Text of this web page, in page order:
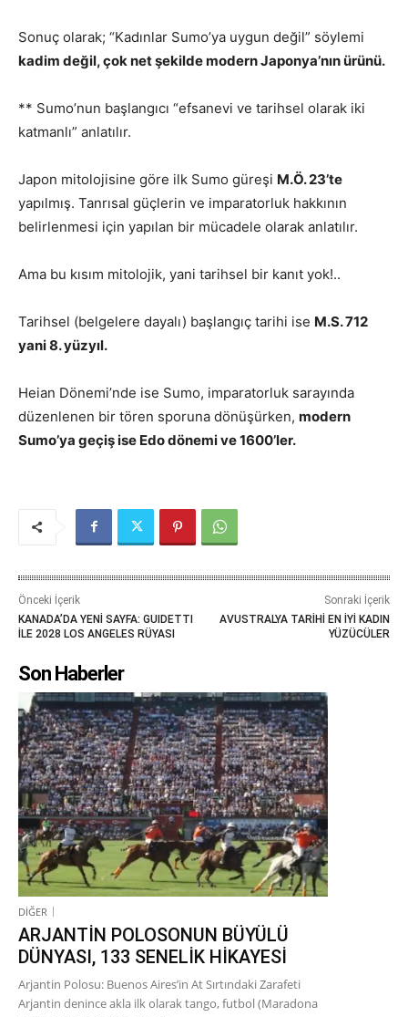
Sonuç olarak; “Kadınlar Sumo’ya uygun değil” söylemi
kadim değil, çok net şekilde modern Japonya’nın ürünü.
** Sumo’nun başlangıcı “efsanevi ve tarihsel olarak iki
katmanlı” anlatılır.
Japon mitolojisine göre ilk Sumo güreşi M.Ö. 23’te
yapılmış. Tanrısal güçlerin ve imparatorluk hakkının
belirlenmesi için yapılan bir mücadele olarak anlatılır.
Ama bu kısım mitolojik, yani tarihsel bir kanıt yok!..
Tarihsel (belgelere dayalı) başlangıç tarihi ise M.S. 712
yani 8. yüzyıl.
Heian Dönemi’nde ise Sumo, imparatorluk sarayında
düzenlenen bir tören sporuna dönüşürken, modern
Sumo’ya geçiş ise Edo dönemi ve 1600’ler.
Önceki İçerik
KANADA’DA YENİ SAYFA: GUIDETTI
İLE 2028 LOS ANGELES RÜYASI
Sonraki İçerik
AVUSTRALYA TARİHİ EN İYİ KADIN
YÜZÜCÜLER
Son Haberler
DİĞER
ARJANTİN POLOSONUN BÜYÜLÜ
DÜNYASI, 133 SENELİK HİKAYESİ
Arjantin Polosu: Buenos Aires’in At Sırtındaki Zarafeti
Arjantin denince akla ilk olarak tango, futbol (Maradona